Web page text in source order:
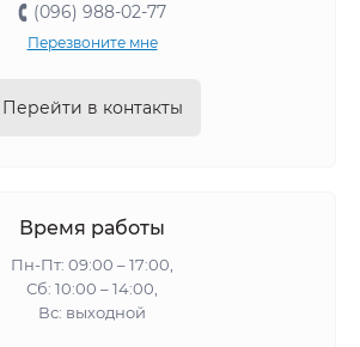
(096) 988-02-77
Перезвоните мне
Перейти в контакты
Время работы
Пн-Пт: 09:00 – 17:00,
Сб: 10:00 – 14:00,
Вс: выходной